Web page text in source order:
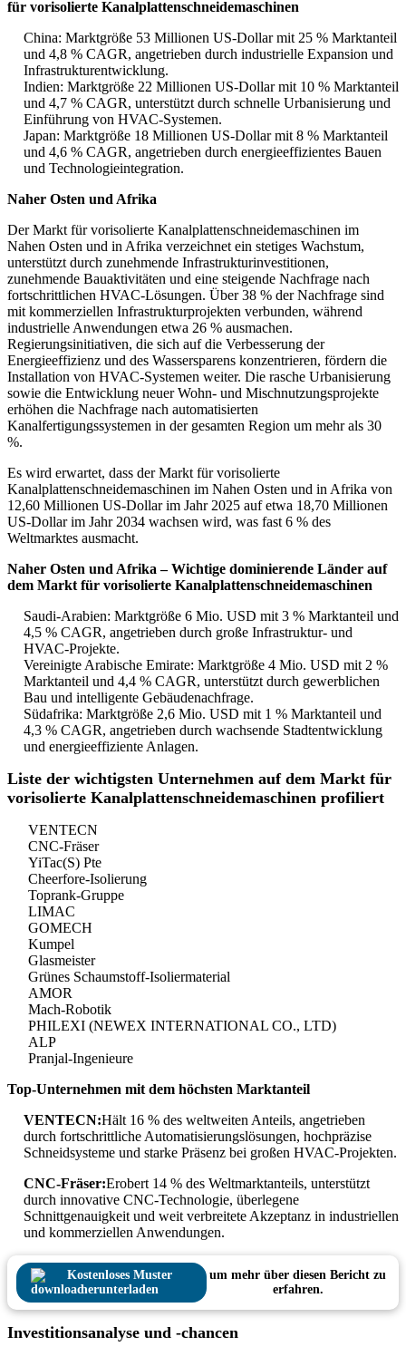
für vorisolierte Kanalplattenschneidemaschinen
China: Marktgröße 53 Millionen US-Dollar mit 25 % Marktanteil
und 4,8 % CAGR, angetrieben durch industrielle Expansion und
Infrastrukturentwicklung.
Indien: Marktgröße 22 Millionen US-Dollar mit 10 % Marktanteil
und 4,7 % CAGR, unterstützt durch schnelle Urbanisierung und
Einführung von HVAC-Systemen.
Japan: Marktgröße 18 Millionen US-Dollar mit 8 % Marktanteil
und 4,6 % CAGR, angetrieben durch energieeffizientes Bauen
und Technologieintegration.
Naher Osten und Afrika
Der Markt für vorisolierte Kanalplattenschneidemaschinen im
Nahen Osten und in Afrika verzeichnet ein stetiges Wachstum,
unterstützt durch zunehmende Infrastrukturinvestitionen,
zunehmende Bauaktivitäten und eine steigende Nachfrage nach
fortschrittlichen HVAC-Lösungen. Über 38 % der Nachfrage sind
mit kommerziellen Infrastrukturprojekten verbunden, während
industrielle Anwendungen etwa 26 % ausmachen.
Regierungsinitiativen, die sich auf die Verbesserung der
Energieeffizienz und des Wassersparens konzentrieren, fördern die
Installation von HVAC-Systemen weiter. Die rasche Urbanisierung
sowie die Entwicklung neuer Wohn- und Mischnutzungsprojekte
erhöhen die Nachfrage nach automatisierten
Kanalfertigungssystemen in der gesamten Region um mehr als 30
%.
Es wird erwartet, dass der Markt für vorisolierte
Kanalplattenschneidemaschinen im Nahen Osten und in Afrika von
12,60 Millionen US-Dollar im Jahr 2025 auf etwa 18,70 Millionen
US-Dollar im Jahr 2034 wachsen wird, was fast 6 % des
Weltmarktes ausmacht.
Naher Osten und Afrika – Wichtige dominierende Länder auf
dem Markt für vorisolierte Kanalplattenschneidemaschinen
Saudi-Arabien: Marktgröße 6 Mio. USD mit 3 % Marktanteil und
4,5 % CAGR, angetrieben durch große Infrastruktur- und
HVAC-Projekte.
Vereinigte Arabische Emirate: Marktgröße 4 Mio. USD mit 2 %
Marktanteil und 4,4 % CAGR, unterstützt durch gewerblichen
Bau und intelligente Gebäudenachfrage.
Südafrika: Marktgröße 2,6 Mio. USD mit 1 % Marktanteil und
4,3 % CAGR, angetrieben durch wachsende Stadtentwicklung
und energieeffiziente Anlagen.
Liste der wichtigsten Unternehmen auf dem Markt für
vorisolierte Kanalplattenschneidemaschinen profiliert
VENTECN
CNC-Fräser
YiTac(S) Pte
Cheerfore-Isolierung
Toprank-Gruppe
LIMAC
GOMECH
Kumpel
Glasmeister
Grünes Schaumstoff-Isoliermaterial
AMOR
Mach-Robotik
PHILEXI (NEWEX INTERNATIONAL CO., LTD)
ALP
Pranjal-Ingenieure
Top-Unternehmen mit dem höchsten Marktanteil
VENTECN:Hält 16 % des weltweiten Anteils, angetrieben
durch fortschrittliche Automatisierungslösungen, hochpräzise
Schneidsysteme und starke Präsenz bei großen HVAC-Projekten.
CNC-Fräser:Erobert 14 % des Weltmarktanteils, unterstützt
durch innovative CNC-Technologie, überlegene
Schnittgenauigkeit und weit verbreitete Akzeptanz in industriellen
und kommerziellen Anwendungen.
Kostenloses Muster
herunterladen
um mehr über diesen Bericht zu
erfahren.
Investitionsanalyse und -chancen